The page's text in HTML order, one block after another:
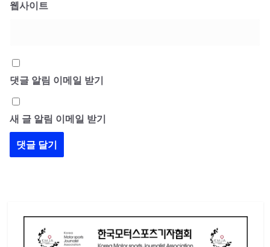
웹사이트
댓글 알림 이메일 받기
새 글 알림 이메일 받기